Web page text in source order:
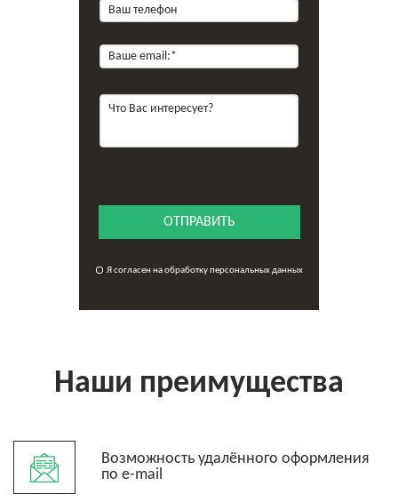
ОТПРАВИТЬ
Я согласен на обработку персональных данных
Наши преимущества
Возможность удалённого оформления
по e-mail